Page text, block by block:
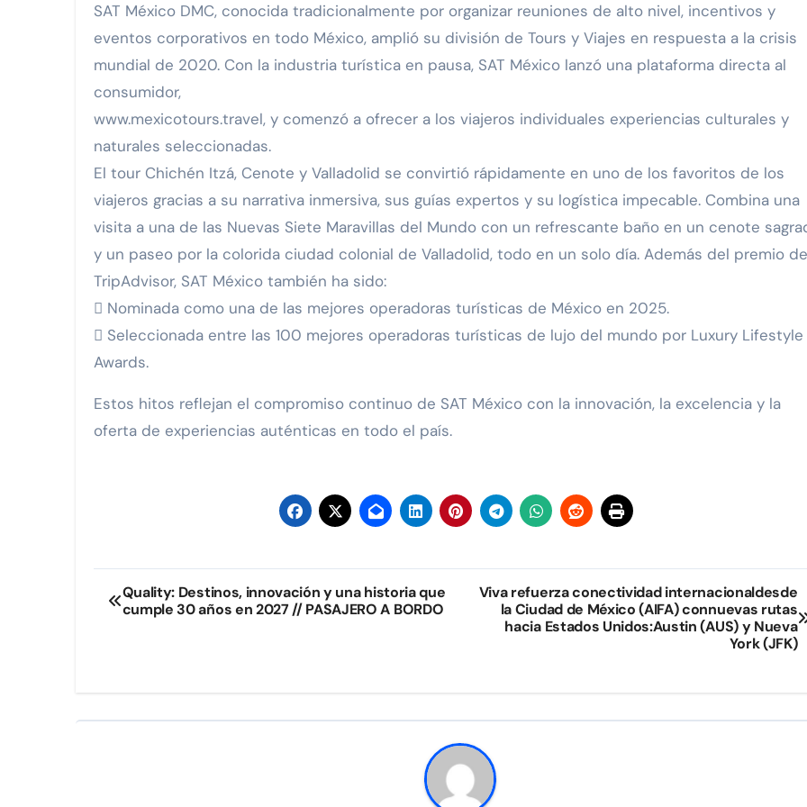
SAT México DMC, conocida tradicionalmente por organizar reuniones de alto nivel, incentivos y
eventos corporativos en todo México, amplió su división de Tours y Viajes en respuesta a la crisis
mundial de 2020. Con la industria turística en pausa, SAT México lanzó una plataforma directa al
consumidor,
www.mexicotours.travel, y comenzó a ofrecer a los viajeros individuales experiencias culturales y
naturales seleccionadas.
El tour Chichén Itzá, Cenote y Valladolid se convirtió rápidamente en uno de los favoritos de los
viajeros gracias a su narrativa inmersiva, sus guías expertos y su logística impecable. Combina una
visita a una de las Nuevas Siete Maravillas del Mundo con un refrescante baño en un cenote
y un paseo por la colorida ciudad colonial de Valladolid, todo en un solo día. Además del premio de
TripAdvisor, SAT México también ha sido:
 Nominada como una de las mejores operadoras turísticas de México en 2025.
 Seleccionada entre las 100 mejores operadoras turísticas de lujo del mundo por Luxury Lifestyle
Awards.
Estos hitos reflejan el compromiso continuo de SAT México con la innovación, la excelencia y la
oferta de experiencias auténticas en todo el país.
Navegación
de
Quality: Destinos, innovación y una historia que
cumple 30 años en 2027 // PASAJERO A BORDO
Viva refuerza conectividad internacionaldesde
la Ciudad de México (AIFA) connuevas rutas
hacia Estados Unidos:Austin (AUS) y Nueva
York (JFK)